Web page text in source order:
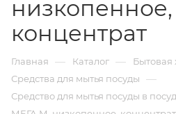
низкопенное,
концентрат
Главная — Каталог — Бытовая
Средства для мытья посуды —
Средство для мытья посуды в